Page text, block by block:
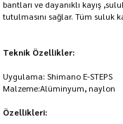
bantları ve dayanıklı kayış
tutulmasını sağlar. Tüm suluk
Teknik Özellikler:
Uygulama: Shimano E-STEPS
Malzeme:Alüminyum, naylon
Özellikleri: